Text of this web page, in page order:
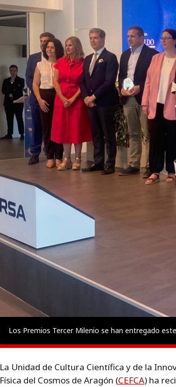
Los Premios Tercer Milenio se han entregado
La Unidad de Cultura Científica y de la
Física del Cosmos de Aragón (CEFCA) ha